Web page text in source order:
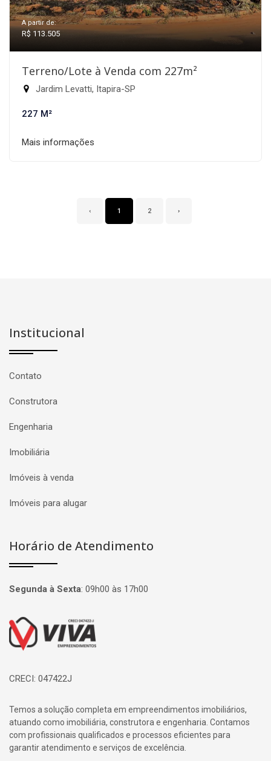
A partir de:
R$ 113.505
Terreno/Lote à Venda com 227m²
Jardim Levatti, Itapira-SP
227 M²
Mais informações
‹ 1 2 ›
Institucional
Contato
Construtora
Engenharia
Imobiliária
Imóveis à venda
Imóveis para alugar
Horário de Atendimento
Segunda à Sexta: 09h00 às 17h00
Página inicial
CRECI: 047422J
Temos a solução completa em empreendimentos imobiliários,
atuando como imobiliária, construtora e engenharia. Contamos
com profissionais qualificados e processos eficientes para
garantir atendimento e serviços de excelência.